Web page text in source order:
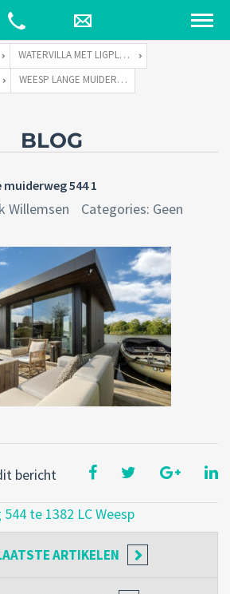
WATERVILLA MET LIGPLAATS
WEESP LANGE MUIDERWEG 544 1
BLOG
544 1
Willemsen Categories: Geen
bericht
te 1382 LC Weesp
ARTIKELEN